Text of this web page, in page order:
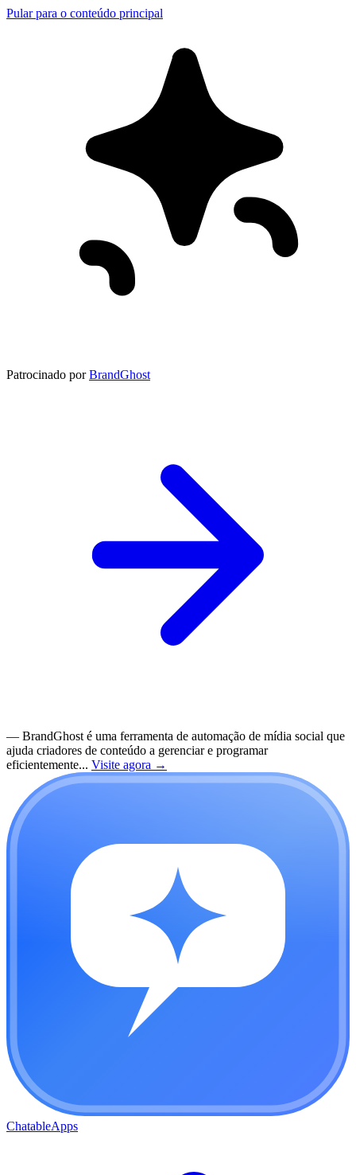
Pular para o conteúdo principal
Patrocinado por BrandGhost
— BrandGhost é uma ferramenta de automação de mídia social que
ajuda criadores de conteúdo a gerenciar e programar
eficientemente... Visite agora →
ChatableApps